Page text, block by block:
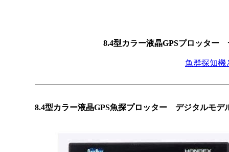
8.4型カラー液晶GPSプロッタ
魚群探知機
8.4型カラー液晶GPS魚探プロッター デジタル